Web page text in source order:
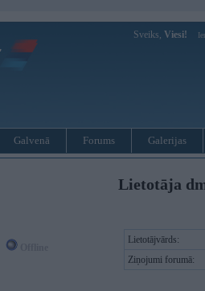
Sveiks, Viesi!
Galvenā Forums Galerijas
Lietotāja
Lietotājvārds:
Ziņojumi forumā: